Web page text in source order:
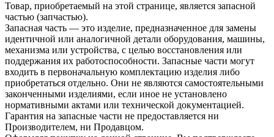
Товар, приобретаемый на этой странице, является запасной
частью (запчастью).
Запасная часть — это изделие, предназначенное для замены
идентичной или аналогичной детали оборудования, машины,
механизма или устройства, с целью восстановления или
поддержания их работоспособности. Запасные части могут
входить в первоначальную комплектацию изделия либо
приобретаться отдельно. Они не являются самостоятельными
законченными изделиями, если иное не установлено
нормативными актами или технической документацией.
Гарантия на запасные части не предоставляется ни
Производителем, ни Продавцом.